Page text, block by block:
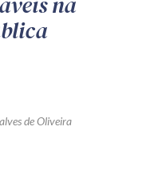
de Dados
de Oliveira